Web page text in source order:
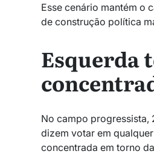
Esse cenário mantém o
de construção política
Esquerda
No campo progressista,
dizem votar em
concentrada em torno